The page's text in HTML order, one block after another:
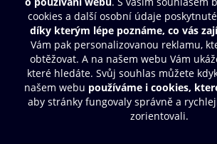
Moje O2 Knihovna
Další zábava
© O2 Czech Republic a.s.